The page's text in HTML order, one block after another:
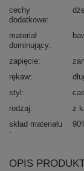
cechy
dodatkowe
materiał
dominujący
zapięcie
rękaw
styl
rodzaj
z
skład materiału
OPIS